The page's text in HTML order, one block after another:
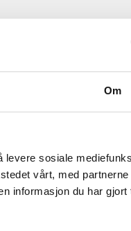
Om
sosiale
vårt, med
informasjon du har gjort